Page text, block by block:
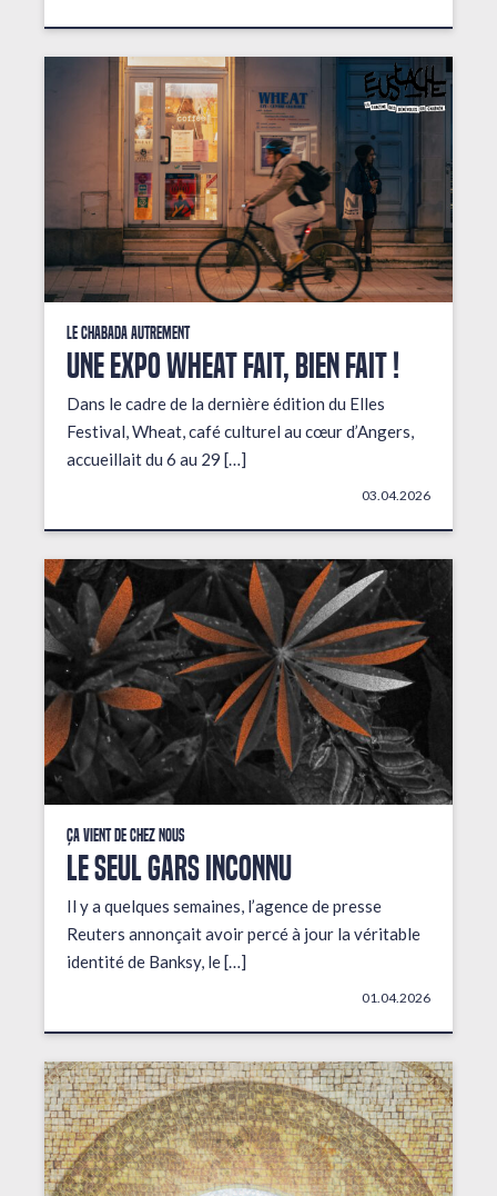
Le Chabada autrement
Une expo wheat fait, bien fait !
Dans le cadre de la dernière édition du Elles
Festival, Wheat, café culturel au cœur d’Angers,
accueillait du 6 au 29 […]
03.04.2026
Ça vient de chez nous
LE SEUL GARS INCONNU
Il y a quelques semaines, l’agence de presse
Reuters annonçait avoir percé à jour la véritable
identité de Banksy, le […]
01.04.2026